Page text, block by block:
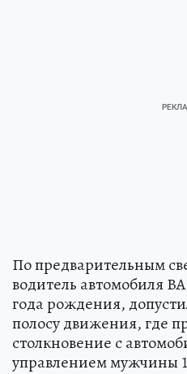
По предварительным
водитель автомобиля
года рождения,
полосу движения, где
столкновение с
управлением мужчины